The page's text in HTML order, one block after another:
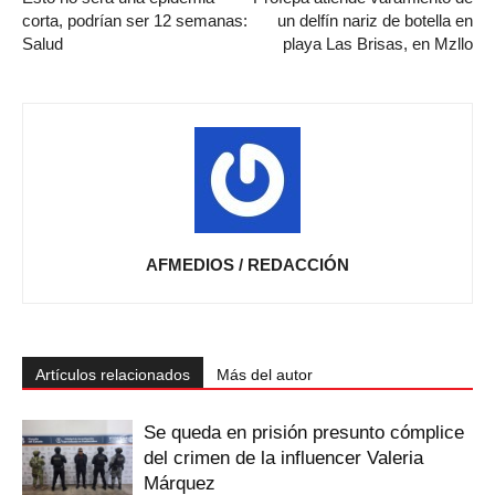
corta, podrían ser 12 semanas:
Salud
un delfín nariz de botella en
playa Las Brisas, en Mzllo
AFMEDIOS / REDACCIÓN
Artículos relacionados Más del autor
Se queda en prisión presunto cómplice
del crimen de la influencer Valeria
Márquez